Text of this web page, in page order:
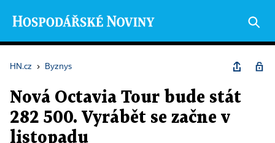
HN.cz › Byznys
Nová Octavia Tour bude stát
282 500. Vyrábět se začne v
listopadu